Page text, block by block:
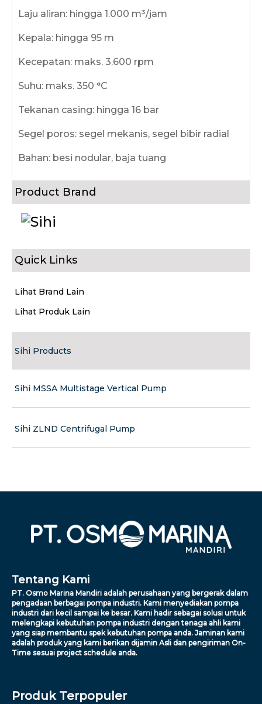
Laju aliran: hingga 1.000 m³/jam
Kepala: hingga 95 m
Kecepatan: maks. 3.600 rpm
Suhu: maks. 350 °C
Tekanan casing: hingga 16 bar
Segel poros: segel mekanis, segel bibir radial
Bahan: besi nodular, baja tuang
Product Brand
Quick Links
Lihat Brand Lain
Lihat Produk Lain
Sihi Products
Sihi MSSA Multistage Vertical Pump
Sihi ZLND Centrifugal Pump
Tentang Kami
PT. Osmo Marina Mandiri adalah perusahaan yang bergerak dalam
pengadaan berbagai pompa industri. Kami menyediakan pompa
industri dari kecil sampai ke besar. Kami hadir sebagai solusi untuk
melengkapi kebutuhan pompa industri dengan tenaga ahli kami
yang siap membantu spek kebutuhan pompa anda. Jaminan kami
adalah produk yang kami berikan dijamin Asli dan pengiriman On-
Time sesuai project schedule anda.
Produk Terpopuler